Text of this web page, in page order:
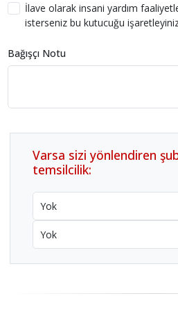
İlave olarak insani yardım
isterseniz bu kutucuğu
Bağışçı Notu
Varsa sizi yönlendiren
temsilcilik: